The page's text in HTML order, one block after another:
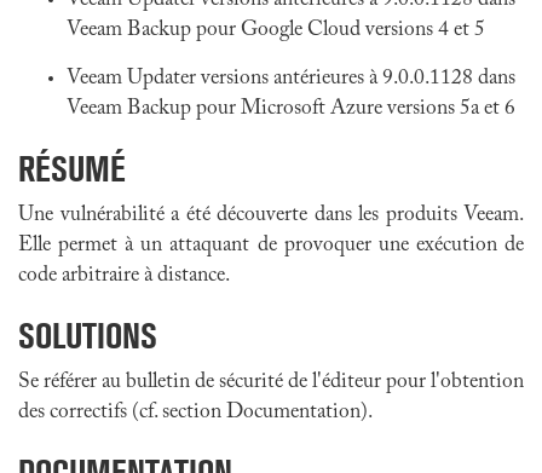
Veeam Backup pour Google Cloud versions 4 et 5
Veeam Updater versions antérieures à 9.0.0.1128 dans
Veeam Backup pour Microsoft Azure versions 5a et 6
RÉSUMÉ
Une vulnérabilité a été découverte dans les produits Veeam.
Elle permet à un attaquant de provoquer une exécution de
code arbitraire à distance.
SOLUTIONS
Se référer au bulletin de sécurité de l'éditeur pour l'obtention
des correctifs (cf. section Documentation).